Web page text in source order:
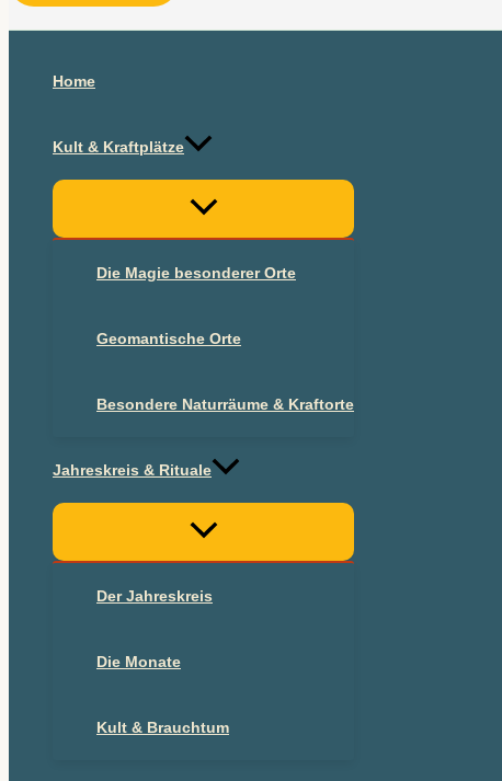
Home
Kult & Kraftplätze
Die Magie besonderer Orte
Geomantische Orte
Besondere Naturräume & Kraftorte
Jahreskreis & Rituale
Der Jahreskreis
Die Monate
Kult & Brauchtum